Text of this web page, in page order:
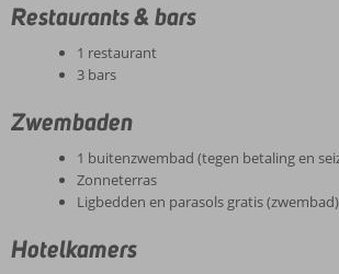
Restaurants & bars
1 restaurant
3 bars
Zwembaden
1 buitenzwembad (tegen betaling en
Zonneterras
Ligbedden en parasols gratis (zwembad)
Hotelkamers